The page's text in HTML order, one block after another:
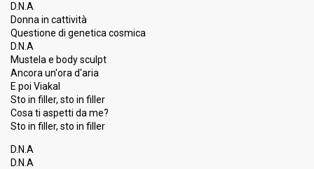
D.N.A
Donna in cattività
Questione di genetica cosmica
D.N.A
Mustela e body sculpt
Ancora un'ora d'aria
E poi Viakal
Sto in filler, sto in filler
Cosa ti aspetti da me?
Sto in filler, sto in filler
D.N.A
D.N.A